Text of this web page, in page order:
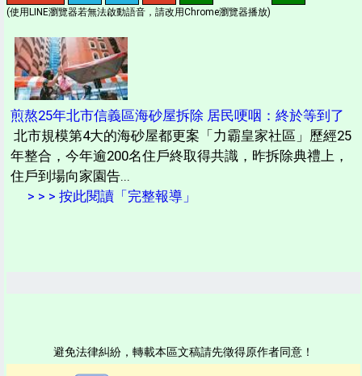
(使用LINE瀏覽器若無法啟動語音，請改用Chrome瀏覽器播放)
煎熬25年北市信義區海砂屋拆除 居民哽咽：終於等到了
北市規模第4大的海砂屋都更案「力霸皇家社區」歷經25
年整合，今年逾200名住戶終取得共識，昨拆除典禮上，
住戶到場向家園告...
> > > 按此閱讀「完整報導」
避免法律糾紛，轉載本區文稿請先徵得原作者同意！